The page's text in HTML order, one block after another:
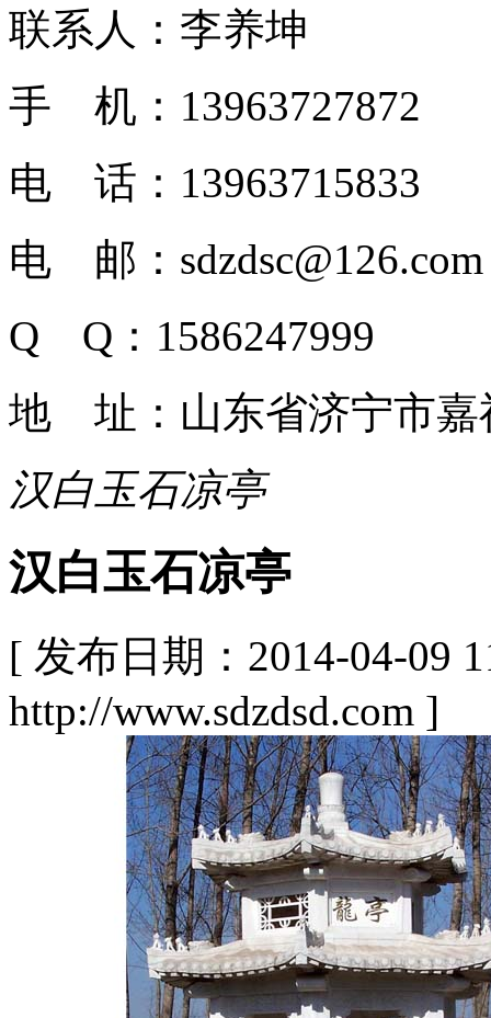
联系人：李养坤
手 机：13963727872
电 话：13963715833
电 邮：sdzdsc@126.com
Q Q：1586247999
地 址：山东省济宁市嘉
汉白玉石凉亭
汉白玉石凉亭
[ 发布日期：2014-04-09
http://www.sdzdsd.com ]